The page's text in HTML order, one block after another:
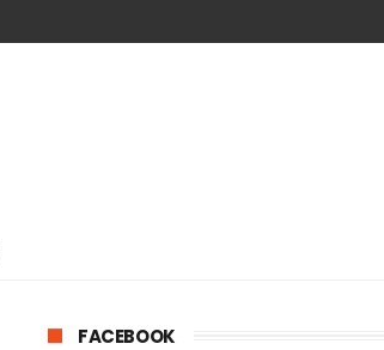
FACEBOOK